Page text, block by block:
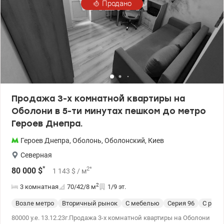
Продано
Продажа 3-х комнатной квартиры на
Оболони в 5-ти минутах пешком до метро
Героев Днепра.
Героев Днепра, Оболонь, Оболонский, Киев
Северная
80 000 $* 1 143 $ / м2*
3 комнатная 70/42/8 м2 1/9 эт.
Возле метро Вторичный рынок С мебелью Cерия 96
С
80000 у.е. 13.12.23г.Продажа 3-х комнатной квартиры на Оболони